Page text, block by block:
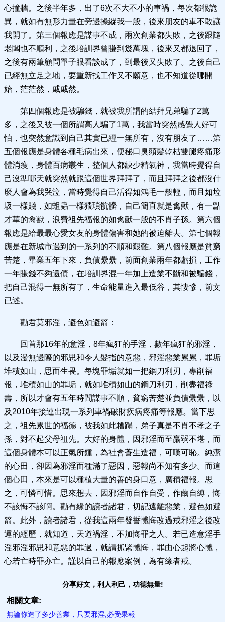
心撞牆。之後半年多，出了6次不大不小的車禍，每次都很詭
異，就如有無形力量在旁邊操縱我一般，後來朋友的車不敢讓
我開了。第三個報應是謀事不成，兩次創業都失敗，之後跟隨
老闆也不順利，之後培訓界曾賺到幾萬塊，後來又都退回了，
之後有兩筆顧問單子眼看談成了，到最後又失敗了。之後自己
已經無立足之地，要重新找工作又不願意，也不知道從哪開
始，茫茫然，戚戚然。
第四個報應是被騙錢，就被我所謂的結拜兄弟騙了2萬
多，之後又被一個所謂高人騙了1萬，我當時突然感覺人好可
怕，也突然意識到自己其實已經一無所有，沒有朋友了……第
五個報應是身體各種毛病出來，便秘口臭頭髮乾枯雙腿疼痛形
體消瘦，身體百病叢生，整個人都缺少精氣神，我當時覺得自
己沒準哪天就突然就跟這個世界拜拜了，而且拜拜之後都沒什
麼人會為我哭泣，當時覺得自己活得如鴻毛一般輕，而且如垃
圾一樣賤，如蛆蟲一樣猥瑣骯髒，自己簡直就是禽獸，有一點
才華的禽獸，浪費祖先福報的如禽獸一般的不肖子孫。第六個
報應是給最最心愛女友的身體傷害和她的被迫離去。第七個報
應是在新城市遇到的一系列的不順和艱難。第八個報應是貧窮
苦楚，畢業五年下來，負債纍纍，前面創業兩年都虧損，工作
一年賺錢不夠還債，在培訓界混一年加上造業不斷和被騙錢，
把自己混得一無所有了，生命能量進入最低谷，其悽慘，前文
已述。
勸君莫邪淫，避色如避箭：
回首那16年的意淫，8年瘋狂的手淫，數年瘋狂的邪淫，
以及漫無邊際的邪思和令人髮指的意惡，邪淫惡業累累，罪垢
堆積如山，思而生畏。每塊罪垢就如一把鋼刀利刃，專削福
報，堆積如山的罪垢，就如堆積如山的鋼刀利刃，削盡福祿
壽，所以才會有五年時間謀事不順，貧窮苦楚並負債纍纍，以
及2010年接連出現一系列車禍破財疾病疼痛等報應。當下思
之，祖先累世的福德，被我如此糟蹋，弟子真是不肖不孝之子
孫，對不起父母祖先。大好的身體，因邪淫而至羸弱不堪，而
這個身體本可以正氣所鍾，為社會蒼生造福，可嘆可恥。純潔
的心田，卻因為邪淫而種滿了惡因，惡報尚不知有多少。而這
個心田，本來是可以種植大量的善的身口意，廣積福報。思
之，可憐可惜。思來想去，因邪淫而自作自受，作繭自縛，悔
不該悔不該啊。勸有緣的讀者諸君，切記遠離惡業，避色如避
箭。此外，讀者諸君，從我這兩年發誓懺悔改過戒邪淫之後改
運的經歷，就知道，天道禍淫，不加悔罪之人。若已造意淫手
淫邪淫邪思和意惡的罪過，就請抓緊懺悔，罪由心起將心懺，
心若亡時罪亦亡。謹以自己的報應案例，為有緣者戒。
分享好文，利人利己，功德無量!
相關文章:
無論你造了多少善業，只要邪淫,必受果報